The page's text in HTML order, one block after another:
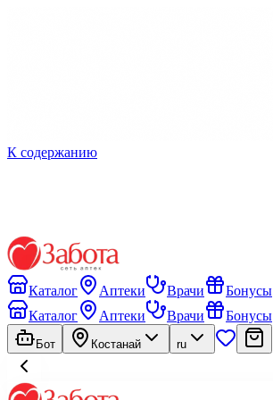
К содержанию
Каталог Аптеки Врачи Бонусы
Каталог
Аптеки Врачи Бонусы
Бот Костанай ru